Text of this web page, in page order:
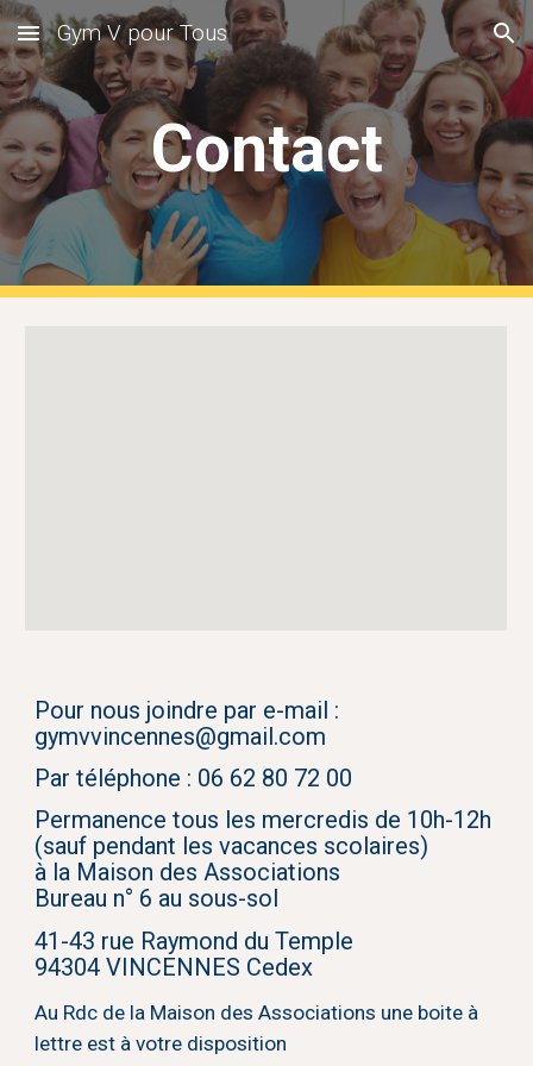
Skip to main content Skip to navigation
Gym V pour Tous
Contact
Pour nous joindre par e-mail :
gymvvincennes@gmail.com
Par téléphone : 06 62 80 72 00
Permanence tous les mercredis de 10h-12h
(sauf pendant les vacances scolaires)
à la Maison des Associations
Bureau n° 6 au sous-sol
41-43 rue Raymond du Temple
94304 VINCENNES Cedex
Au Rdc de la Maison des Associations une boite à
lettre est à votre disposition